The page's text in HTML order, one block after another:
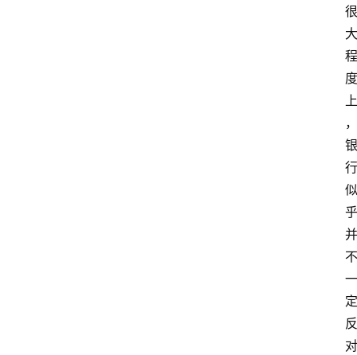
很
大
程
度
上
，
银
行
似
乎
并
不
一
定
反
对